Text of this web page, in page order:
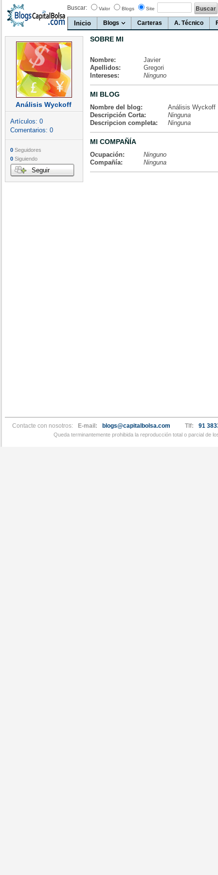
Buscar: Valor Blogs Site
Inicio Blogs Carteras A. Técnico
Análisis Wyckoff
Artículos: 0
Comentarios: 0
0 Seguidores
0 Siguiendo
Seguir
SOBRE MI
Nombre:
Javier
Apellidos:
Gregori
Intereses:
Ninguno
MI BLOG
Nombre del blog:
Análisis Wyckoff
Descripción Corta:
Ninguna
Descripcion completa:
Ninguna
MI COMPAÑÍA
Ocupación:
Ninguno
Compañía:
Ninguna
Contacte con nosotros: E-mail: blogs@capitalbolsa.com Tlf: 91
Queda terminantemente prohibida la reproducción total o parcial de